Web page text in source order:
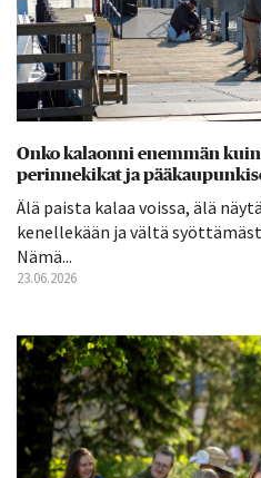
Onko kalaonni enemmän
perinnekikat ja
Älä paista kalaa voissa, älä
kenellekään ja vältä
Nämä...
23.06.2026